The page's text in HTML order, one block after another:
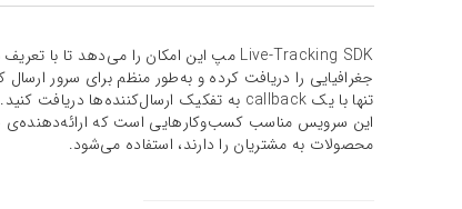
تنها با یک callback به تفکیک ارسال‌کننده‌ها دریافت کنید.
این سرویس مناسب کسب‌وکارهایی است که ارائه‌دهنده‌ی
محصولات به مشتریان را دارند، استفاده می‌شود.